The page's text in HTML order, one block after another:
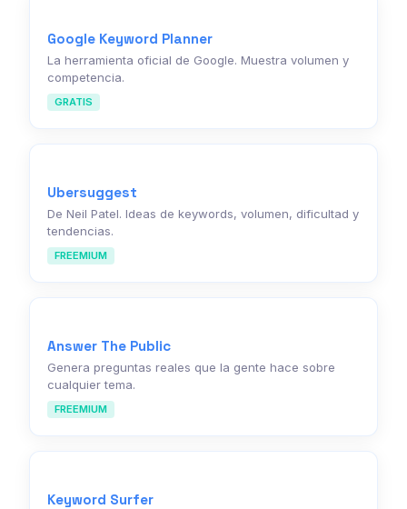
Google Keyword Planner
La herramienta oficial de Google. Muestra volumen y
competencia.
GRATIS
Ubersuggest
De Neil Patel. Ideas de keywords, volumen, dificultad y
tendencias.
FREEMIUM
Answer The Public
Genera preguntas reales que la gente hace sobre
cualquier tema.
FREEMIUM
Keyword Surfer